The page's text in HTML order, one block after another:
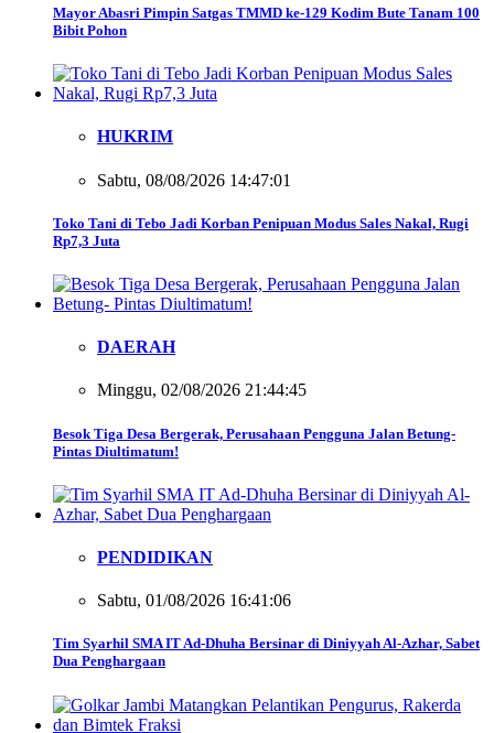
Mayor Abasri Pimpin Satgas TMMD ke-129 Kodim Bute Tanam 100
Bibit Pohon
HUKRIM
Sabtu, 08/08/2026 14:47:01
Toko Tani di Tebo Jadi Korban Penipuan Modus Sales Nakal, Rugi
Rp7,3 Juta
DAERAH
Minggu, 02/08/2026 21:44:45
Besok Tiga Desa Bergerak, Perusahaan Pengguna Jalan Betung-
Pintas Diultimatum!
PENDIDIKAN
Sabtu, 01/08/2026 16:41:06
Tim Syarhil SMA IT Ad-Dhuha Bersinar di Diniyyah Al-Azhar, Sabet
Dua Penghargaan